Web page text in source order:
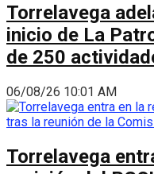
Torrelavega
inicio de La
de 250
06/08/26 10:01 AM
Torrelavega